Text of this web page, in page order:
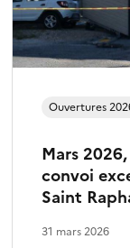
Mars
convoi
Saint
Ouvertures
31 mars 2026